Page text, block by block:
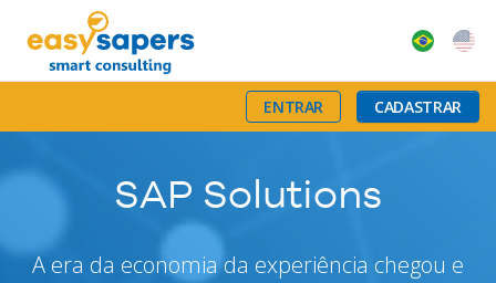
ENTRAR CADASTRAR
SAP Solutions
A era da economia da experiência chegou e